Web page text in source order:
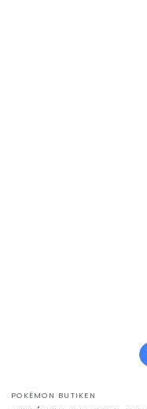
Säljare:
POKÉMON BUTIKEN